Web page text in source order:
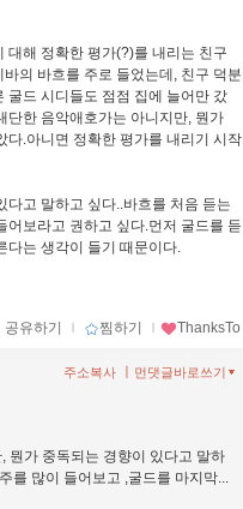
대해 정확한 평가(?)를 내리는 친구
의 바흐를 주로 들었는데, 친구 덕분
굴드 시디들도 점점 집에 늘어만 갔
단한 음악애호가는 아니지만, 뭔가
다.아니면 정확한 평가를 내리기 시작
고 말하고 싶다..바흐를 처음 듣는
어보라고 권하고 싶다.먼저 굴드를 듣
다는 생각이 들기 때문이다.
공유하기 ｌ 찜하기 ｌ ThanksTo
먼댓글바로쓰기
주소복사
뭔가 중독되는 경향이 있다고 말하
를 많이 들어보고 ,굴드를 마지막...